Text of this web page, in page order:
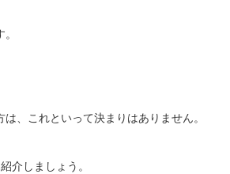
、これといって決まりはありません。
介しましょう。